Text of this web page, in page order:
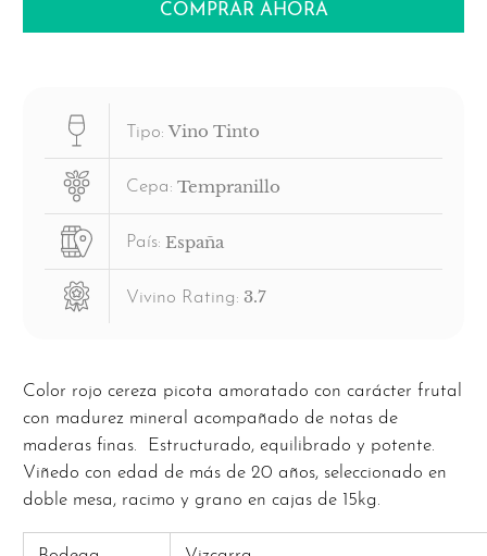
COMPRAR AHORA
Tipo: Vino Tinto
Cepa: Tempranillo
País: España
Vivino Rating: 3.7
Color rojo cereza picota amoratado con carácter frutal
con madurez mineral acompañado de notas de
maderas finas. Estructurado, equilibrado y potente.
Viñedo con edad de más de 20 años, seleccionado en
doble mesa, racimo y grano en cajas de 15kg.